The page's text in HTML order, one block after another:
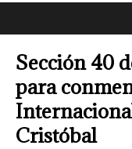
Sección 40
para
Cristóbal